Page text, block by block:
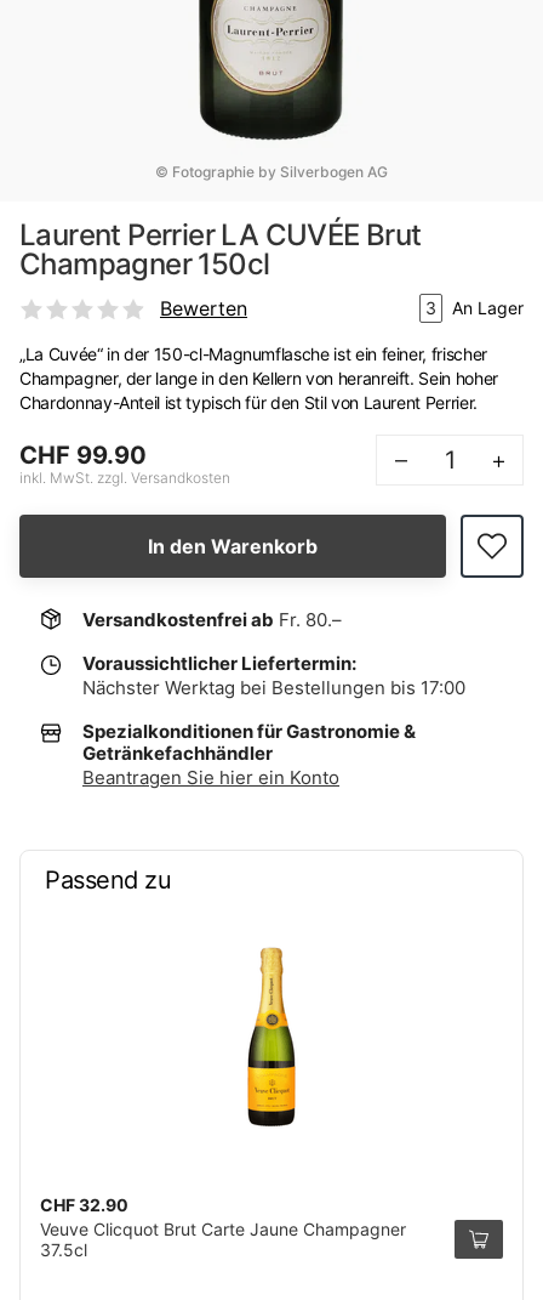
© Fotographie by Silverbogen AG
Laurent Perrier LA CUVÉE Brut
Champagner 150cl
Bewerten 3 An Lager
„La Cuvée“ in der 150-cl-Magnumflasche ist ein feiner, frischer
Champagner, der lange in den Kellern von heranreift. Sein hoher
Chardonnay-Anteil ist typisch für den Stil von Laurent Perrier.
CHF 99.90
inkl. MwSt. zzgl. Versandkosten
– +
In den Warenkorb
Versandkostenfrei ab Fr. 80.–
Voraussichtlicher Liefertermin:
Nächster Werktag bei Bestellungen bis 17:00
Spezialkonditionen für Gastronomie &
Getränkefachhändler
Beantragen Sie hier ein Konto
Passend zu
CHF 32.90
Veuve Clicquot Brut Carte Jaune Champagner
37.5cl